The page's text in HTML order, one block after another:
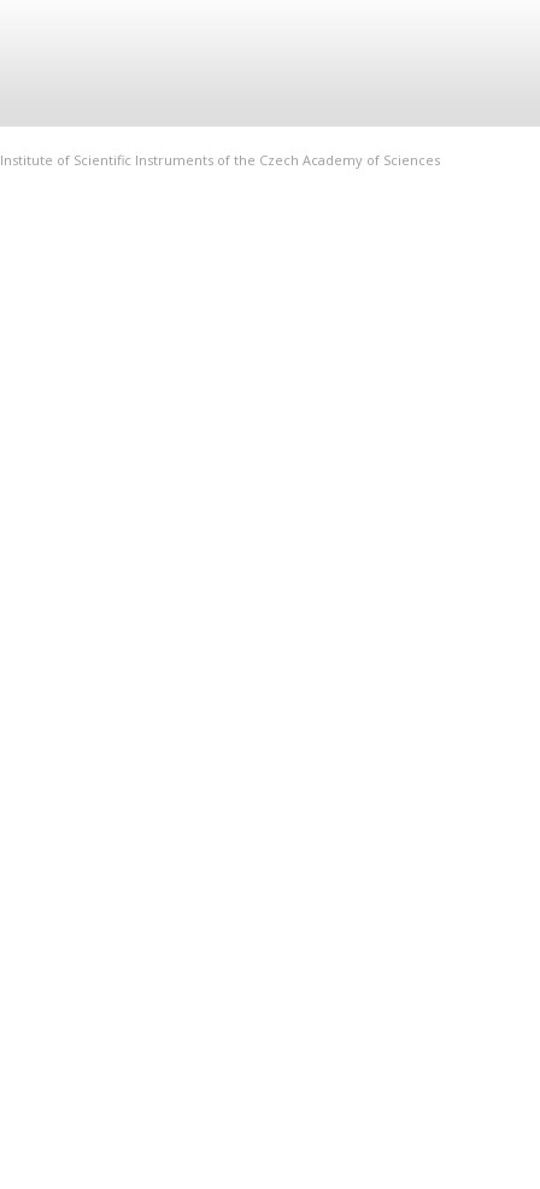
Institute of Scientific Instruments of the Czech Academy of Sciences